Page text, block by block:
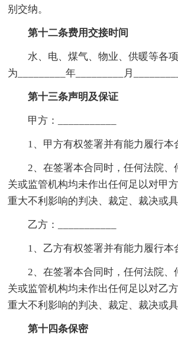
别交纳。
第十二条费用交接时间
水、电、煤气、物业、供暖等各
为_________年_________月
第十三条声明及保证
甲方：___________
1、甲方有权签署并有能力履行本
2、在签署本合同时，任何法院、
关或监管机构均未作出任何足以对甲
重大不利影响的判决、裁定、裁决或具
乙方：___________
1、乙方有权签署并有能力履行本
2、在签署本合同时，任何法院、
关或监管机构均未作出任何足以对乙
重大不利影响的判决、裁定、裁决或具
第十四条保密